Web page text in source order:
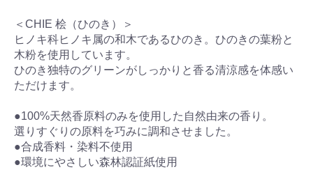
＜CHIE 桧（ひのき）＞
ヒノキ科ヒノキ属の和木であるひのき。ひのきの葉粉と
木粉を使用しています。
ひのき独特のグリーンがしっかりと香る清涼感を体感い
ただけます。
●100%天然香原料のみを使用した自然由来の香り。
選りすぐりの原料を巧みに調和させました。
●合成香料・染料不使用
●環境にやさしい森林認証紙使用